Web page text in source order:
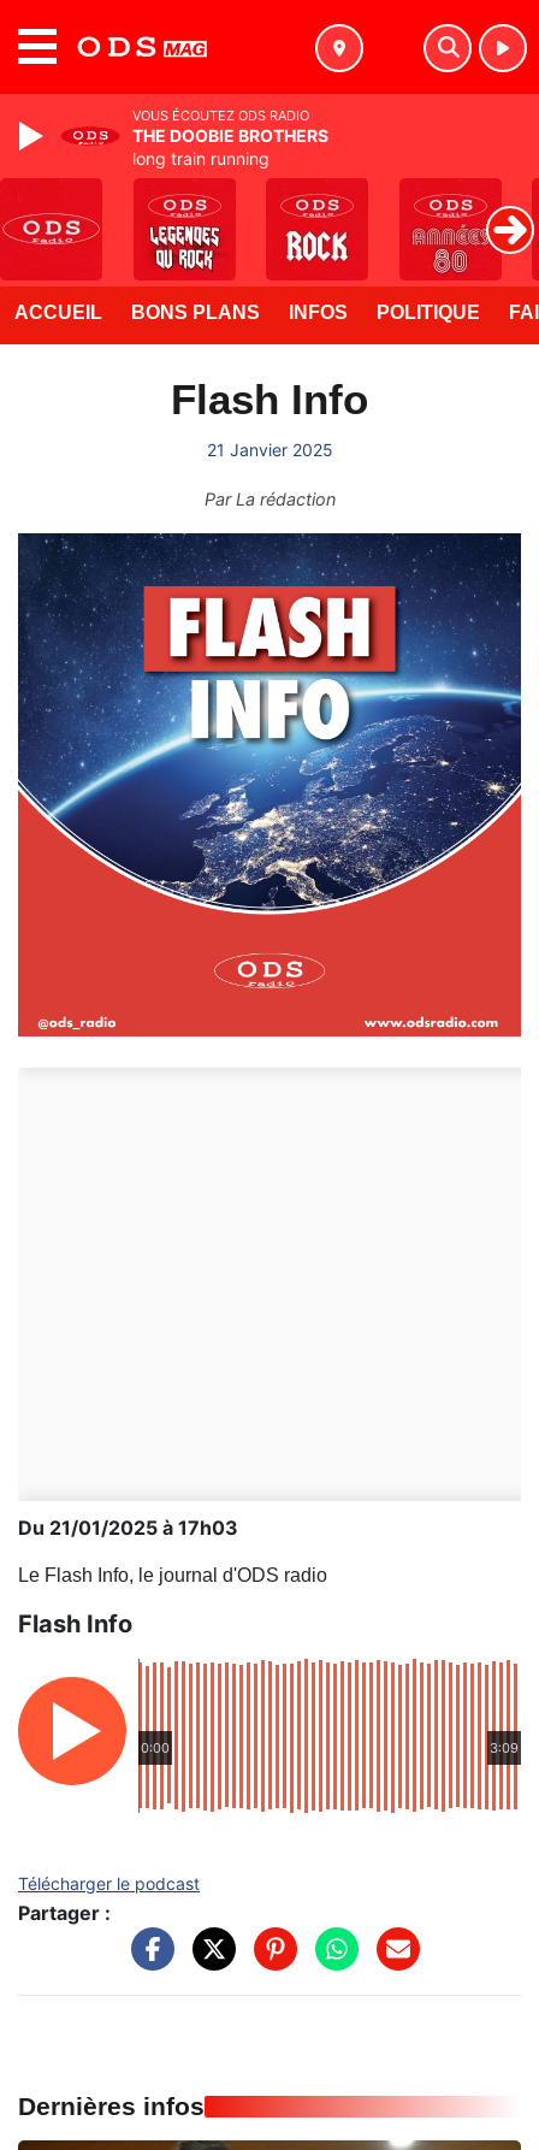
ACCUEIL BONS PLANS INFOS POLITIQUE
Flash Info
21 Janvier 2025
ParLa rédaction
Du 21/01/2025 à 17h03
Le Flash Info, le journal d'ODS radio
Flash Info
0:00 3:09
Télécharger le podcast
Partager :
Dernières infos
VOUS ÉCOUTEZ ODS RADIO
THE DOOBIE BROTHERS
long train running